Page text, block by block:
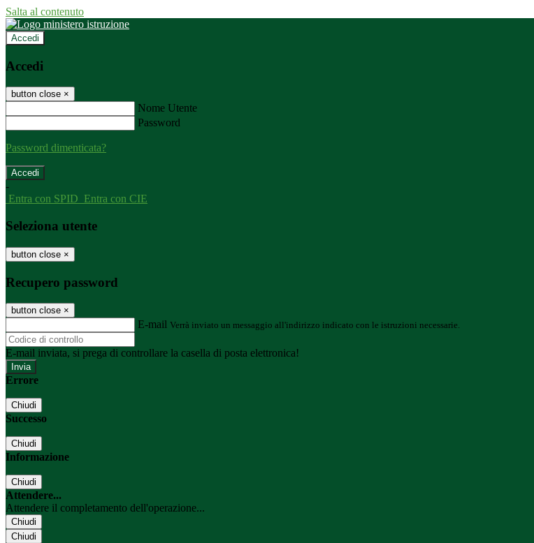
Salta al contenuto
Accedi
Accedi
button close ×
Nome Utente
Password
Password dimenticata?
-
Entra con SPID Entra con CIE
Seleziona utente
button close ×
Recupero password
button close ×
E-mail Verrà inviato un messaggio all'indirizzo indicato con le istruzioni necessarie.
E-mail inviata, si prega di controllare la casella di posta elettronica!
Errore
Chiudi
Successo
Chiudi
Informazione
Chiudi
Attendere...
Attendere il completamento dell'operazione...
Chiudi
Chiudi